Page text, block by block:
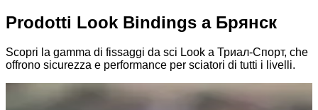
Prodotti Look Bindings a Брянск
Scopri la gamma di fissaggi da sci Look a Триал-Спорт, che
offrono sicurezza e performance per sciatori di tutti i livelli.